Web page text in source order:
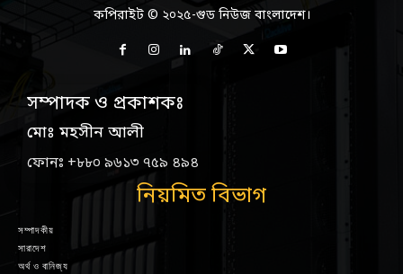
কপিরাইট © ২০২৫-গুড নিউজ বাংলাদেশ।
সম্পাদক ও প্রকাশকঃ
মোঃ মহসীন আলী
ফোনঃ +৮৮০ ৯৬১৩ ৭৫৯ ৪৯৪
নিয়মিত বিভাগ
সম্পাদকীয়
সারাদেশ
অর্থ ও বানিজ্য